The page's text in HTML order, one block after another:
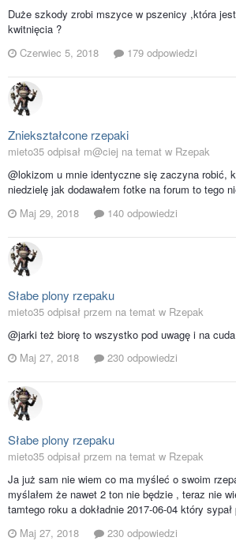
Duże szkody zrobi mszyce w pszenicy ,która
kwitnięcia ?
Czerwiec 5, 2018
179 odpowiedzi
Zniekształcone rzepaki
mieto35 odpisał m@ciej na temat w Rzepak
@lokizom u mnie identyczne się zaczyna robić,
niedzielę jak dodawałem fotke na forum to tego
Maj 29, 2018
140 odpowiedzi
Słabe plony rzepaku
mieto35 odpisał przem na temat w Rzepak
@jarki też biorę to wszystko pod uwagę i na
Maj 27, 2018
230 odpowiedzi
Słabe plony rzepaku
mieto35 odpisał przem na temat w Rzepak
Ja już sam nie wiem co ma myśleć o swoim
myślałem że nawet 2 ton nie będzie , teraz nie
tamtego roku a dokładnie 2017-06-04 który
Maj 27, 2018
230 odpowiedzi